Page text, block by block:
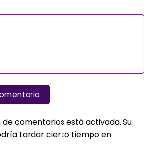
de comentarios está activada. Su
tardar cierto tiempo en